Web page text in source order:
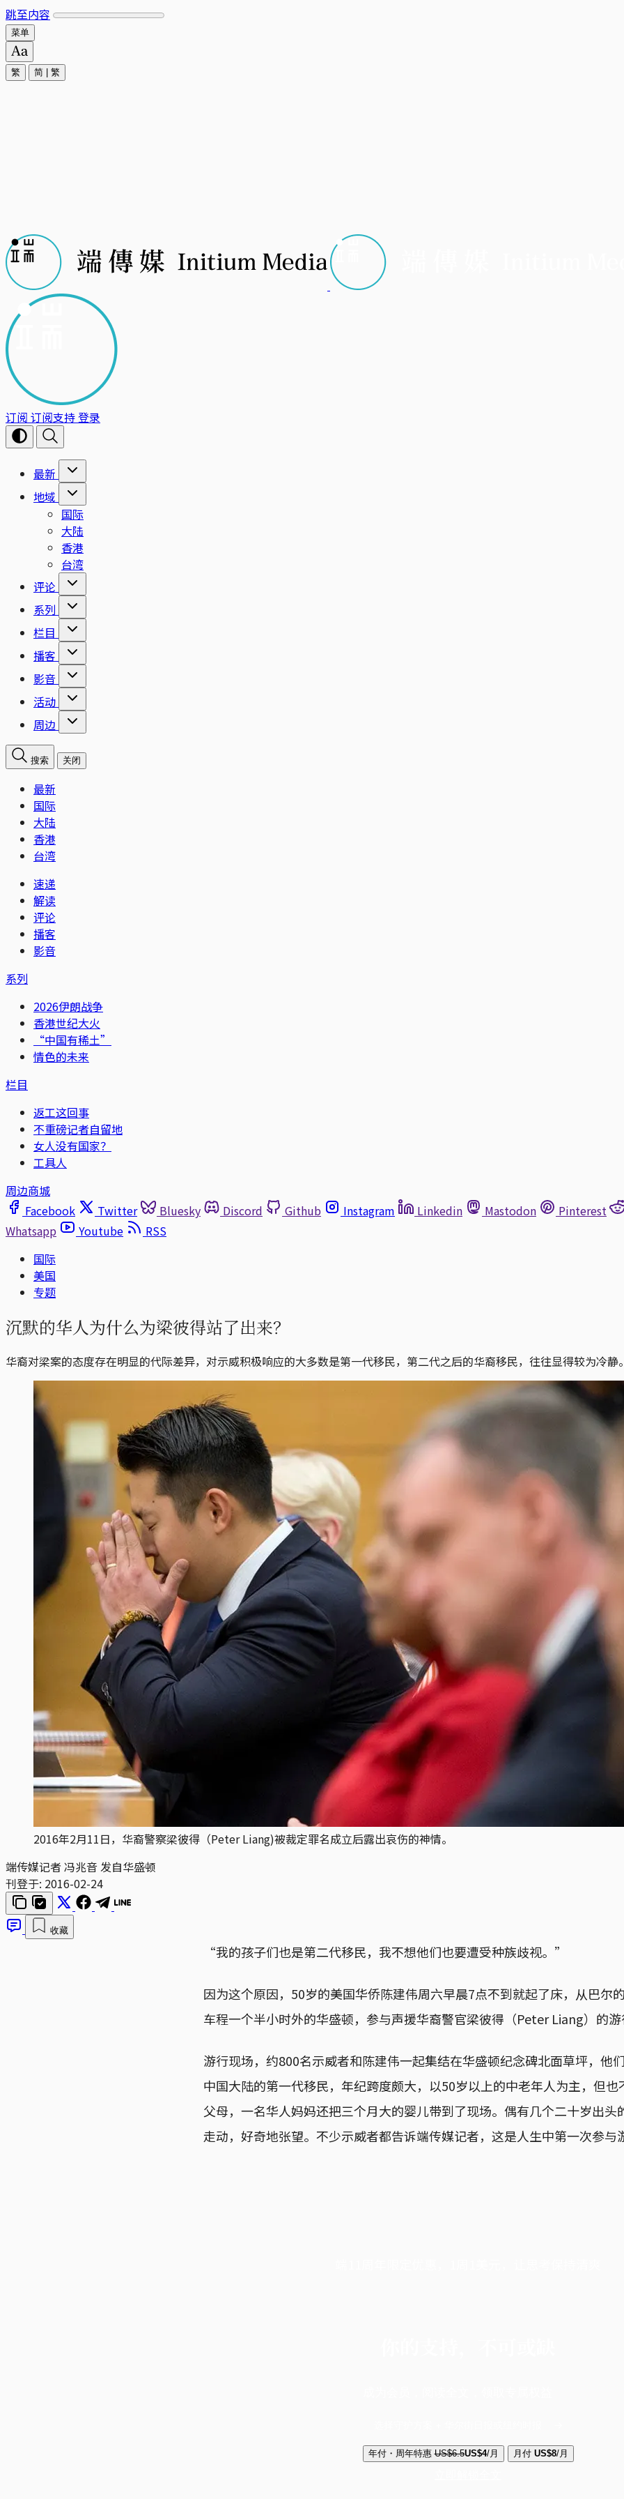
跳至内容
菜单
繁 简 繁
订阅 订阅支持登录
最新
地域
国际
大陆
香港
台湾
评论
系列
栏目
播客
影音
活动
周边
搜索 关闭
最新
国际
大陆
香港
台湾
速递
解读
评论
播客
影音
系列
2026伊朗战争
香港世纪大火
“中国有稀土”
情色的未来
栏目
返工这回事
不重磅记者自留地
女人没有国家？
工具人
周边商城
Facebook
Twitter Bluesky Discord Github Instagram Linkedin Mastodon
Pinterest
Whatsapp
Youtube
RSS
国际
美国
专题
沉默的华人为什么为梁彼得站了出来？
华裔对梁案的态度存在明显的代际差异，对示威积极响应的大多数是第一代移民，第二代之后的华裔移民，往往显得较为冷静
2016年2月11日，华裔警察梁彼得（Peter Liang)被裁定罪名成立后露出哀伤的神情。
端传媒记者 冯兆音 发自华盛顿
刊登于: 2016-02-24
收藏
“我的孩子们也是第二代移民，我不想他们也要遭受种族歧视。”
因为这个原因，50岁的美国华侨陈建伟周六早晨7点不到就起了床，从巴尔
车程一个半小时外的华盛顿，参与声援华裔警官梁彼得（Peter Liang）的
游行现场，约800名示威者和陈建伟一起集结在华盛顿纪念碑北面草坪，他
中国大陆的第一代移民，年纪跨度颇大，以50岁以上的中老年人为主，但
父母，一名华人妈妈还把三个月大的婴儿带到了现场。偶有几个二十岁出头
走动，好奇地张望。不少示威者都告诉端传媒记者，这是人生中第一次参与
年付・周年特惠 US$6.5US$4/月 月付 US$8/月